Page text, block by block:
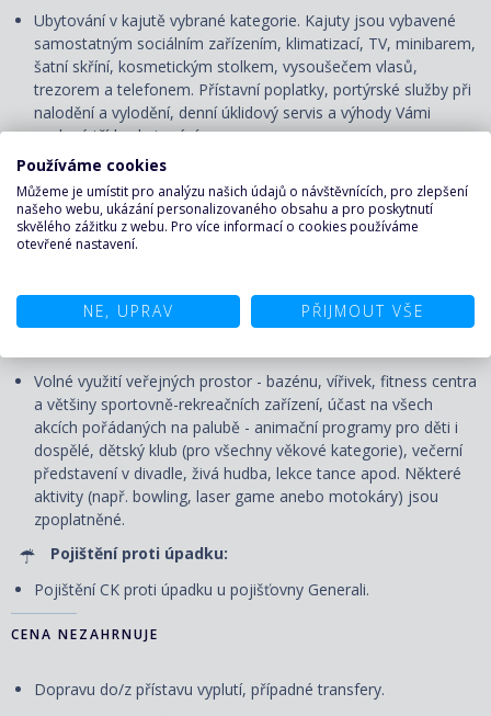
Ubytování v kajutě vybrané kategorie. Kajuty jsou vybavené
samostatným sociálním zařízením, klimatizací, TV, minibarem,
šatní skříní, kosmetickým stolkem, vysoušečem vlasů,
trezorem a telefonem. Přístavní poplatky, portýrské služby při
nalodění a vylodění, denní úklidový servis a výhody Vámi
zvolené třídy ubytování.
Strava na palubě:
Plná penze - 3 hlavní jídla denně v servírované či rautové
restauraci, svačiny. NCL má koncept Freestyle Dining, který
dává cestujícím velkou svobodu při výběru restaurací, času
Nápoje: čaj, káva, voda z automatu v rautové restauraci.
Volné využití veřejných prostor - bazénu, vířivek, fitness centra
a většiny sportovně-rekreačních zařízení, účast na všech
akcích pořádaných na palubě - animační programy pro děti i
dospělé, dětský klub (pro všechny věkové kategorie), večerní
představení v divadle, živá hudba, lekce tance apod. Některé
aktivity (např. bowling, laser game anebo motokáry) jsou
zpoplatněné.
Pojištění proti úpadku:
Pojištění CK proti úpadku u pojišťovny Generali.
CENA NEZAHRNUJE
Dopravu do/z přístavu vyplutí, případné transfery.
Používáme cookies
Můžeme je umístit pro analýzu našich údajů o návštěvnících, pro zlepšení
našeho webu, ukázání personalizovaného obsahu a pro poskytnutí
skvělého zážitku z webu. Pro více informací o cookies používáme
otevřené nastavení.
NE, UPRAV PŘIJMOUT VŠE